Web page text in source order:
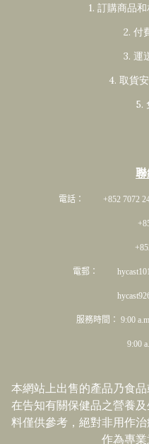
1. 訂購商品
2. 付
3. 運
4. 取貨
5.
聯
電話： +852 7072
+852
+852
電郵：
服務時間： 9:00
9:00 a.m. -
本網站上出售的產品乃食
在告知有關保健品之營養
料僅供參考，絕對非用作
作為專業